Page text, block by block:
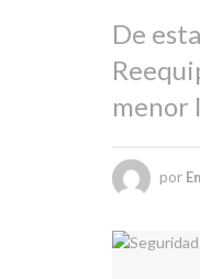
De
menor
por